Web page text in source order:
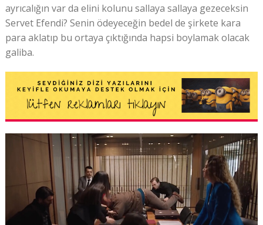
ayrıcalığın var da elini kolunu sallaya sallaya gezeceksin
Servet Efendi? Senin ödeyeceğin bedel de şirkete kara
para aklatıp bu ortaya çıktığında hapsi boylamak olacak
galiba.